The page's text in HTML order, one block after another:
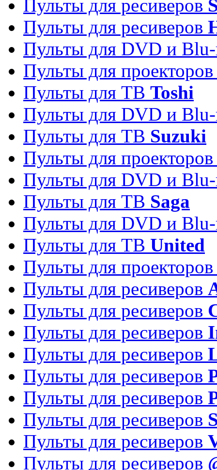
Пульты для ресиверов
Пульты для ресиверов
Пульты для DVD и
Пульты для
Пульты для ТВ Toshi
Пульты для DVD и
Пульты для ТВ Suzuki
Пульты для
Пульты для DVD и
Пульты для ТВ Saga
Пульты для DVD и
Пульты для ТВ United
Пульты для
Пульты для ресиверов
Пульты для ресиверов
Пульты для ресиверов
Пульты для ресиверов
Пульты для ресиверов
Пульты для ресиверов
Пульты для ресиверов
Пульты для ресиверов
Пульты для ресиверов